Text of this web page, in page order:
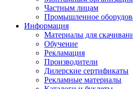
Частным лицам
Промышленное
Информация
Материалы для
Обучение
Рекламация
Производители
Дилерские сертификаты
Рекламные материалы